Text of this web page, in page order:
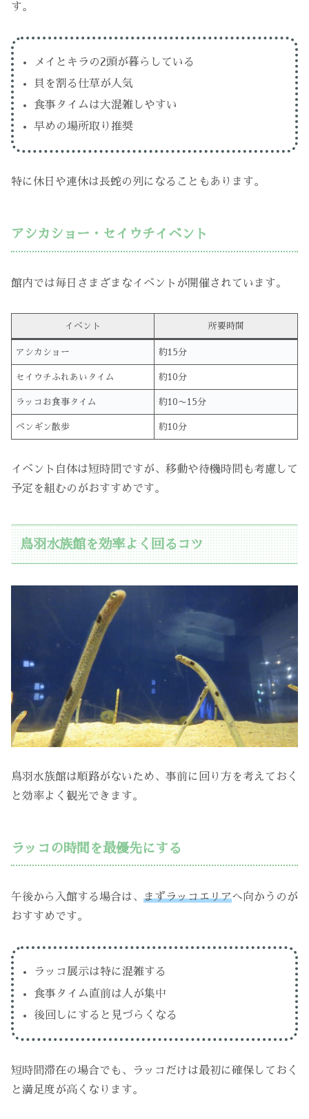
す。
メイとキラの2頭が暮らしている
貝を割る仕草が人気
食事タイムは大混雑しやすい
早めの場所取り推奨
特に休日や連休は長蛇の列になることもあります。
アシカショー・セイウチイベント
館内では毎日さまざまなイベントが開催されています。
イベント 所要時間
アシカショー 約15分
セイウチふれあいタイム 約10分
ラッコお食事タイム 約10〜15分
ペンギン散歩 約10分
イベント自体は短時間ですが、移動や待機時間も考慮して
予定を組むのがおすすめです。
鳥羽水族館を効率よく回るコツ
鳥羽水族館は順路がないため、事前に回り方を考えておく
と効率よく観光できます。
ラッコの時間を最優先にする
午後から入館する場合は、 まずラッコエリアへ向かうのが
おすすめです。
ラッコ展示は特に混雑する
食事タイム直前は人が集中
後回しにすると見づらくなる
短時間滞在の場合でも、ラッコだけは最初に確保しておく
と満足度が高くなります。